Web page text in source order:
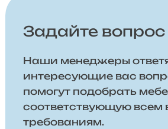
Задайте вопрос
Наши менеджеры
интересующие вас
помогут подобрать
соответствующую
требованиям.